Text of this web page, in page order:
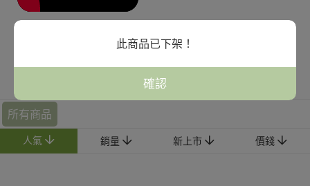
此商品已下架！
確認
全館分類商品
所有商品
人氣 銷量 新上市 價錢